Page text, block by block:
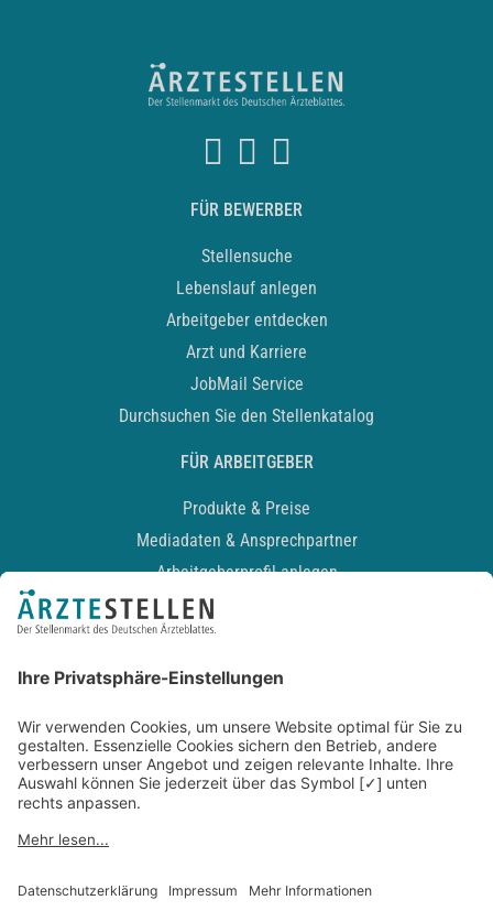
FÜR BEWERBER
Stellensuche
Lebenslauf anlegen
Arbeitgeber entdecken
Arzt und Karriere
JobMail Service
Durchsuchen Sie den Stellenkatalog
FÜR ARBEITGEBER
Produkte & Preise
Mediadaten & Ansprechpartner
Arbeitgeberprofil anlegen
Recruiting-Podcast
Kontakt
Datenschutz
Newsletter